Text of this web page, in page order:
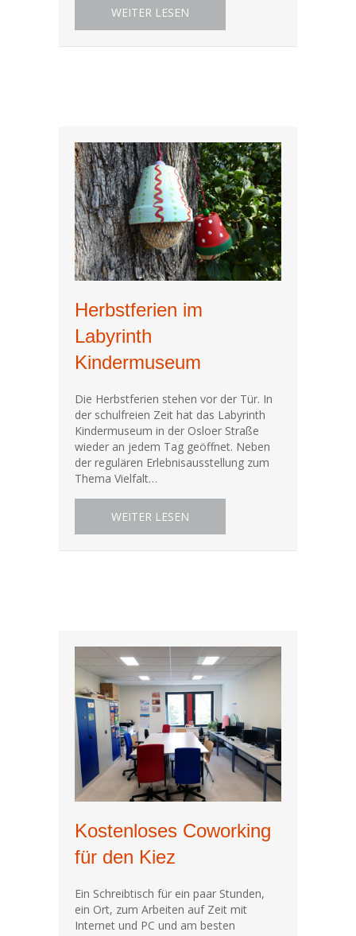
WEITER LESEN
Herbstferien im
Labyrinth
Kindermuseum
Die Herbstferien stehen vor der Tür. In
der schulfreien Zeit hat das Labyrinth
Kindermuseum in der Osloer Straße
wieder an jedem Tag geöffnet. Neben
der regulären Erlebnisausstellung zum
Thema Vielfalt…
WEITER LESEN
Kostenloses Coworking
für den Kiez
Ein Schreibtisch für ein paar Stunden,
ein Ort, zum Arbeiten auf Zeit mit
Internet und PC und am besten